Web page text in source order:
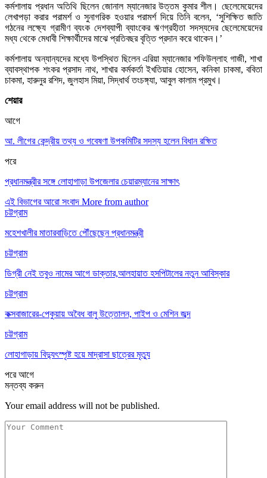
কর্মশালায় প্রধান অতিথি ছিলেন জোনাল ম্যানেজার উত্তম কুমার শীল। ছেলেমেয়েদের
লেখাপড়া করার পরামর্শ ও সুনাগরিক হওয়ার পরামর্শ দিয়ে তিনি বলেন, ‘সুশিক্ষিত জাতি
গঠনের লক্ষ্যে গ্রামীণ ব্যংক দেশব্যাপী ব্যাংকের ঋণগ্রহীতা সদস্যদের ছেলেমেয়েদের
মধ্য থেকে মেধাবী শিক্ষার্থীদের মাঝে প্রতিবছর বৃত্তি প্রদান করে থাকেন।’
কর্মশালায় অন্যান্যদের মধ্যে উপস্থিত ছিলেন এরিয়া ম্যানেজার শফিউল্লাহ গাজী, শাখা
ব্যাবস্থাপক শংকর প্রসাদ নাথ, শাখার কর্মকর্তা ইখতিয়ার হোসেন, কনিকা চাকমা, ববিতা
চাকমা, হারুনুর রশিদ, জুলহাস মিয়া, সিদ্ধার্থ তংচঙ্গ্যা, আবুল কালাম প্রমুখ।
শেয়ার
আগে
আ. লীগের কেন্দ্রীয় তথ্য ও গবেষণা উপকমিটির সদস্য হলেন বিধান রক্ষিত
পরে
প্রধানমন্ত্রীর সঙ্গে লোহাগাড়া উপজেলার চেয়ারম্যানের সাক্ষাৎ
এই বিভাগের আরো সংবাদ More from author
চট্টগ্রাম
মহেশখালীর মাতারবাড়িতে পৌঁছেছেন প্রধানমন্ত্রী
চট্টগ্রাম
ডিগ্রী নেই তবুও নামের আগে ডাক্তার,আলহায়াত হসপিটালের নতুন আবিস্কার
চট্টগ্রাম
কক্সবাজারের-পেকুয়ায় অবৈধ বালু উত্তোলন, পাইপ ও মেশিন জব্দ
চট্টগ্রাম
লোহাগাড়ায় বিদ্যুৎস্পৃষ্ট হয়ে মাদ্রাসা ছাত্রের মৃত্যু
পরেআগে
মন্তব্য করুন
Your email address will not be published.